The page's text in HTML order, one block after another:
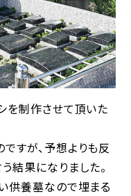
を制作させて頂いた
すが、予想よりも反
結果になりました。
供養墓なので埋まる